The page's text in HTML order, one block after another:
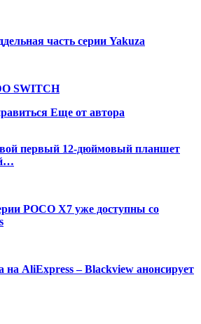
часть серии Yakuza
SWITCH
Еще от автора
первый 12-дюймовый планшет
POCO X7 уже доступны со
на AliExpress – Blackview анонсирует